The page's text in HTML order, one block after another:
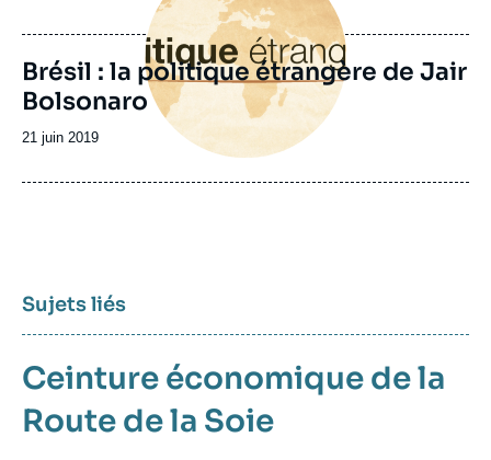
publication
Brésil : la politique étrangère de Jair
Bolsonaro
Date
publication
21 juin 2019
Sujets liés
Ceinture économique de la
Route de la Soie